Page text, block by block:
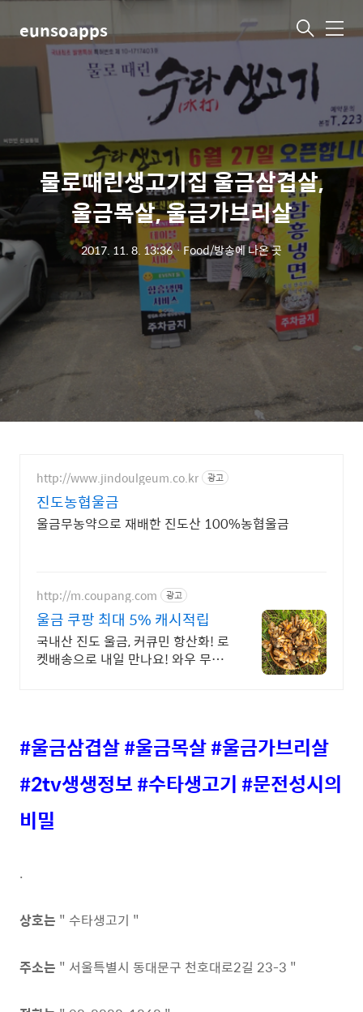
eunsoapps 메
물로때린생고기집 울금삼겹살,
울금목살, 울금가브리살
2017. 11. 8. 13:36ㆍFood/방송에 나온 곳
http://www.jindoulgeum.co.kr 광고
진도농협울금
울금무농약으로 재배한 진도산 100%농협울금
http://m.coupang.com 광고
울금 쿠팡 최대 5% 캐시적립
국내산 진도 울금, 커큐민 항산화! 로
켓배송으로 내일 만나요! 와우 무료
#울금삼겹살 #울금목살 #울금가브리살
#2tv생생정보 #수타생고기 #문전성시의
비밀
.
상호는 " 수타생고기 "
주소는 " 서울특별시 동대문구 천호대로2길 23-3 "